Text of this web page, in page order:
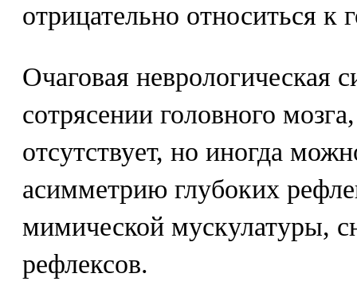
отрицательно относиться к
Очаговая неврологическая
сотрясении головного
отсутствует, но иногда
асимметрию глубоких
мимической мускулатуры,
рефлексов.